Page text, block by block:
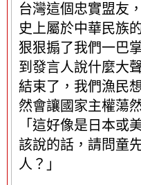
台灣這個忠實盟友
史上屬於中華民族
狠狠搧了我們一巴
到發言人說什麼大
結束了，我們漁民
然會讓國家主權蕩
「這好像是日本或
該說的話，請問童
人？」